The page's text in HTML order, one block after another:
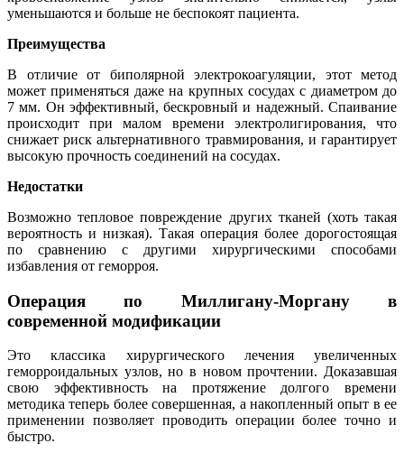
уменьшаются и больше не беспокоят пациента.
Преимущества
В отличие от биполярной электрокоагуляции, этот метод
может применяться даже на крупных сосудах с диаметром до
7 мм. Он эффективный, бескровный и надежный. Спаивание
происходит при малом времени электролигирования, что
снижает риск альтернативного травмирования, и гарантирует
высокую прочность соединений на сосудах.
Недостатки
Возможно тепловое повреждение других тканей (хоть такая
вероятность и низкая). Такая операция более дорогостоящая
по сравнению с другими хирургическими способами
избавления от геморроя.
Операция по Миллигану-Моргану в
современной модификации
Это классика хирургического лечения увеличенных
геморроидальных узлов, но в новом прочтении. Доказавшая
свою эффективность на протяжение долгого времени
методика теперь более совершенная, а накопленный опыт в ее
применении позволяет проводить операции более точно и
быстро.